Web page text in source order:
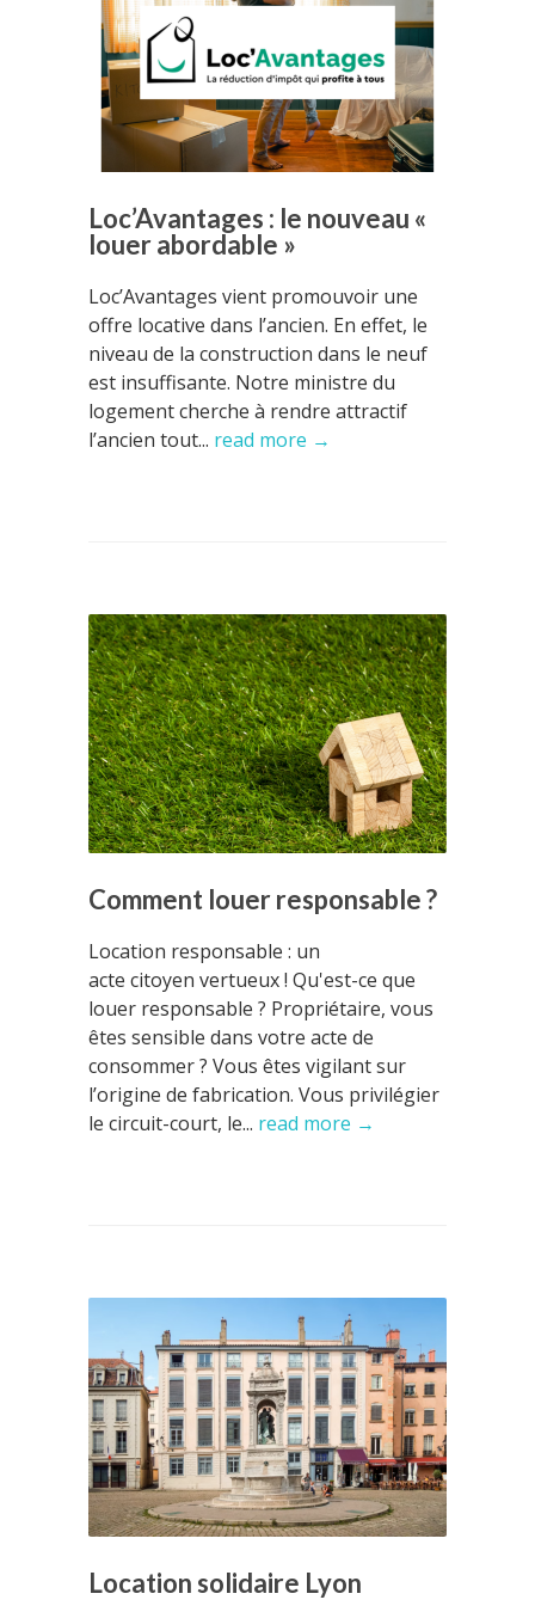
Loc’Avantages : le nouveau «
louer abordable »
Loc’Avantages vient promouvoir une
offre locative dans l’ancien. En effet, le
niveau de la construction dans le neuf
est insuffisante. Notre ministre du
logement cherche à rendre attractif
l’ancien tout... read more →
Comment louer responsable ?
Location responsable : un
acte citoyen vertueux ! Qu'est-ce que
louer responsable ? Propriétaire, vous
êtes sensible dans votre acte de
consommer ? Vous êtes vigilant sur
l’origine de fabrication. Vous privilégier
le circuit-court, le... read more →
Location solidaire Lyon